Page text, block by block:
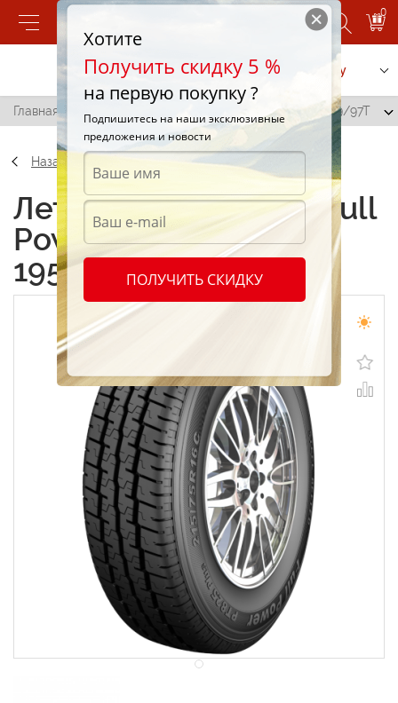
0
Позвонить Заказать услугу
Главная / Petlas Full Power PT835 6PR 195/60 R16C 99/97T
Назад
Летние шины Petlas Full
Power PT835 6PR
195/60 R16C 99/97T
Хотите
Получить скидку 5 %
на первую покупку ?
Подпишитесь на наши эксклюзивные
предложения и новости
ПОЛУЧИТЬ СКИДКУ